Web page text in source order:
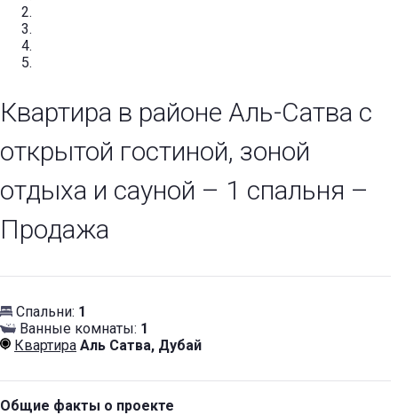
Квартира в районе Аль-Сатва с
открытой гостиной, зоной
отдыха и сауной – 1 спальня –
Продажа
Спальни: 1
Ванные комнаты: 1
Квартира Аль Сатва, Дубай
Общие факты о проекте